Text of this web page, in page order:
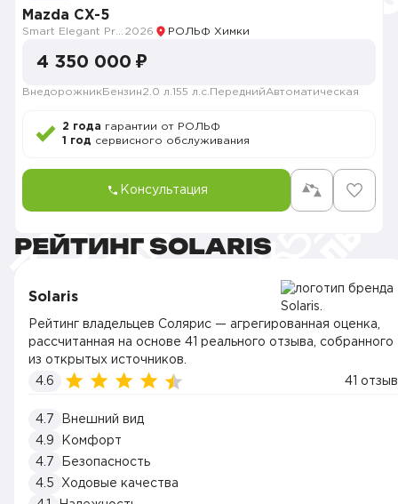
Mazda CX-5
2026 РОЛЬФ Химки
4 350 000 ₽
Внедорожник Бензин2.0 л. 155 л.с. ПереднийАвтоматическая
2 года гарантии от РОЛЬФ
1 год сервисного обслуживания
Консультация
РЕЙТИНГ SOLARIS
Solaris
Рейтинг владельцев Солярис — агрегированная оценка,
рассчитанная на основе 41 реального отзыва, собранного
из открытых источников.
4.6
41 отзыв
4.7
Внешний вид
4.9
Комфорт
4.7
Безопасность
4.5
Ходовые качества